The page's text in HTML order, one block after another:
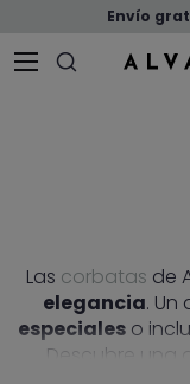
Envío
Las corbatas de
elegancia.
especiales o
Descubre una